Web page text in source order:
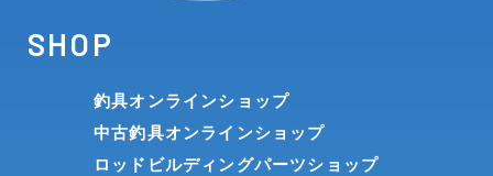
SHOP
釣具オンラインショップ
中古釣具オンラインショップ
ロッドビルディングパーツショップ